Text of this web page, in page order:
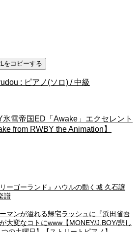
をコピーする
: ピアノ(ソロ) / 中級
氷雪帝国ED「Awake」エクセレント
from RWBY the Animation】
ーゴーランド』ハウルの動く城 久石譲
譜
マンが溢れる帰宅ラッシュに『浜田省吾
大変なコトにwww【MONEY/J.BOY/悲し